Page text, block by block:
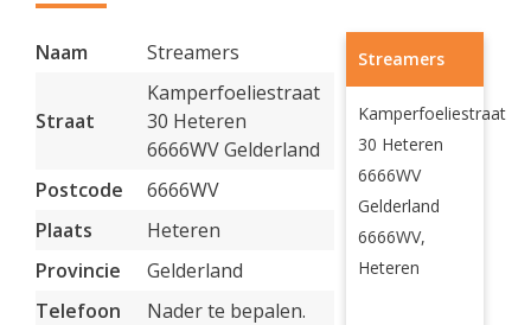
Naam Streamers
Straat
Kamperfoeliestraat
30 Heteren
6666WV Gelderland
Postcode
6666WV
Plaats
Heteren
Provincie
Gelderland
Telefoon
Nader te bepalen.
Streamers
Kamperfoeliestraat
30 Heteren
6666WV
Gelderland
6666WV,
Heteren